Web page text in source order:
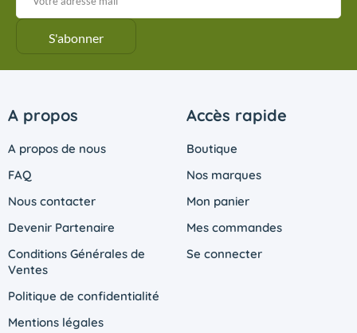
A propos
A propos de nous
FAQ
Nous contacter
Devenir Partenaire
Conditions Générales de
Ventes
Politique de confidentialité
Mentions légales
Accès rapide
Boutique
Nos marques
Mon panier
Mes commandes
Se connecter